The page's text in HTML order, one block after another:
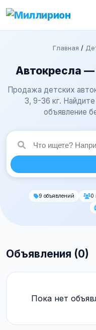
Главная /
Автокресла —
Продажа детских
3, 9-36 кг.
объявление
9 объявлений 0
Объявления (0)
Пока нет